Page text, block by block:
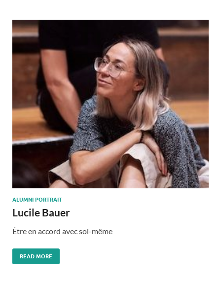
ALUMNI PORTRAIT
Lucile Bauer
Être en accord avec soi-même
READ MORE